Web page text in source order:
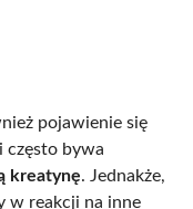
pojawienie się
często bywa
kreatynę. Jednakże,
w reakcji na inne